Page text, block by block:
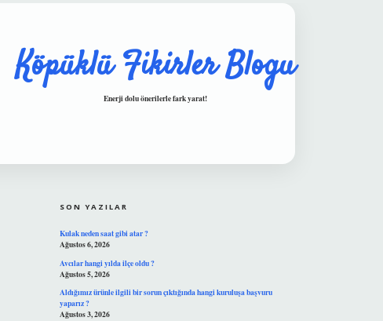
Köpüklü Fikirler Blogu
Enerji dolu önerilerle fark yarat!
SON YAZILAR
Kulak neden saat gibi atar ?
Ağustos 6, 2026
Avcılar hangi yılda ilçe oldu ?
Ağustos 5, 2026
Aldığımız ürünle ilgili bir sorun çıktığında hangi kuruluşa başvuru
yaparız ?
Ağustos 3, 2026